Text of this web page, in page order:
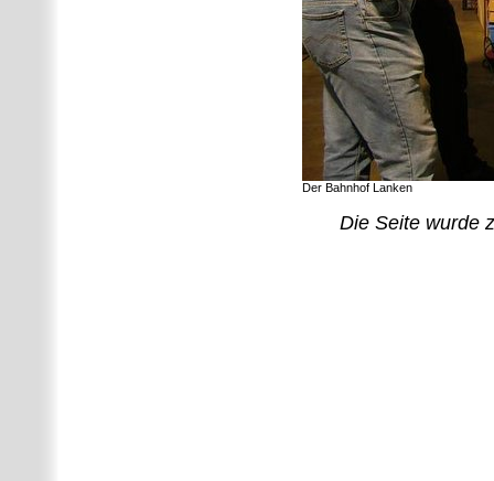
Der Bahnhof Lanken
Die Seite wurde